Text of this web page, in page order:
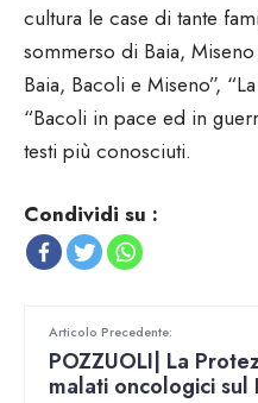
cultura le case di tante
sommerso di Baia,
Baia, Bacoli e Miseno”,
“Bacoli in pace ed in
testi più conosciuti.
Condividi su :
Articolo Precedente:
POZZUOLI| La
malati oncologici sul